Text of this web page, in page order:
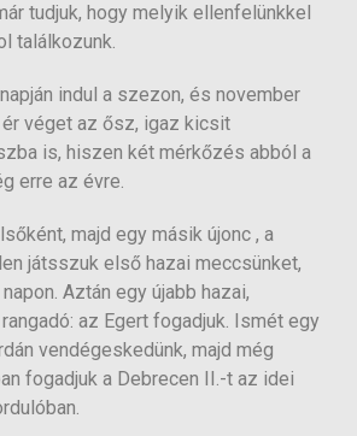
tudjuk, hogy melyik ellenfelünkkel
találkozunk.
indul a szezon, és november
véget az ősz, igaz kicsit
is, hiszen két mérkőzés abból a
erre az évre.
majd egy másik újonc , a
játsszuk első hazai meccsünket,
Aztán egy újabb hazai,
az Egert fogadjuk. Ismét egy
vendégeskedünk, majd még
fogadjuk a Debrecen II.-t az idei